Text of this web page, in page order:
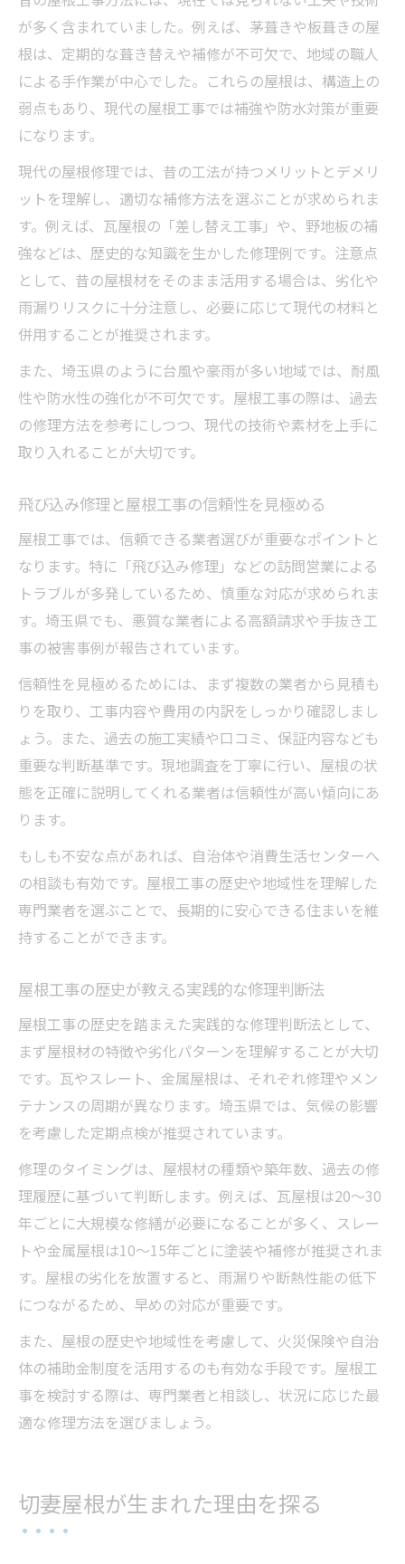
が多く含まれていました。例えば、茅葺きや板葺きの屋
根は、定期的な葺き替えや補修が不可欠で、地域の職人
による手作業が中心でした。これらの屋根は、構造上の
弱点もあり、現代の屋根工事では補強や防水対策が重要
になります。
現代の屋根修理では、昔の工法が持つメリットとデメリ
ットを理解し、適切な補修方法を選ぶことが求められま
す。例えば、瓦屋根の「差し替え工事」や、野地板の補
強などは、歴史的な知識を生かした修理例です。注意点
として、昔の屋根材をそのまま活用する場合は、劣化や
雨漏りリスクに十分注意し、必要に応じて現代の材料と
併用することが推奨されます。
また、埼玉県のように台風や豪雨が多い地域では、耐風
性や防水性の強化が不可欠です。屋根工事の際は、過去
の修理方法を参考にしつつ、現代の技術や素材を上手に
取り入れることが大切です。
飛び込み修理と屋根工事の信頼性を見極める
屋根工事では、信頼できる業者選びが重要なポイントと
なります。特に「飛び込み修理」などの訪問営業による
トラブルが多発しているため、慎重な対応が求められま
す。埼玉県でも、悪質な業者による高額請求や手抜き工
事の被害事例が報告されています。
信頼性を見極めるためには、まず複数の業者から見積も
りを取り、工事内容や費用の内訳をしっかり確認しまし
ょう。また、過去の施工実績や口コミ、保証内容なども
重要な判断基準です。現地調査を丁寧に行い、屋根の状
態を正確に説明してくれる業者は信頼性が高い傾向にあ
ります。
もしも不安な点があれば、自治体や消費生活センターへ
の相談も有効です。屋根工事の歴史や地域性を理解した
専門業者を選ぶことで、長期的に安心できる住まいを維
持することができます。
屋根工事の歴史が教える実践的な修理判断法
屋根工事の歴史を踏まえた実践的な修理判断法として、
まず屋根材の特徴や劣化パターンを理解することが大切
です。瓦やスレート、金属屋根は、それぞれ修理やメン
テナンスの周期が異なります。埼玉県では、気候の影響
を考慮した定期点検が推奨されています。
修理のタイミングは、屋根材の種類や築年数、過去の修
理履歴に基づいて判断します。例えば、瓦屋根は20〜30
年ごとに大規模な修繕が必要になることが多く、スレー
トや金属屋根は10〜15年ごとに塗装や補修が推奨されま
す。屋根の劣化を放置すると、雨漏りや断熱性能の低下
につながるため、早めの対応が重要です。
また、屋根の歴史や地域性を考慮して、火災保険や自治
体の補助金制度を活用するのも有効な手段です。屋根工
事を検討する際は、専門業者と相談し、状況に応じた最
適な修理方法を選びましょう。
切妻屋根が生まれた理由を探る